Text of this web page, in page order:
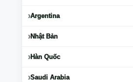
Argentina
Nhật Bản
Hàn Quốc
Saudi Arabia